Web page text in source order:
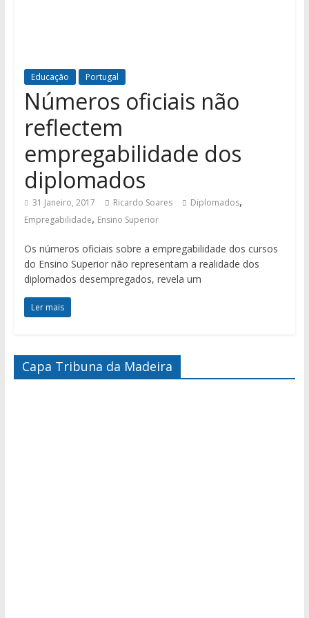
Educação Portugal
Números oficiais não
reflectem
empregabilidade dos
diplomados
31 Janeiro, 2017 Ricardo Soares Diplomados,
Empregabilidade, Ensino Superior
Os números oficiais sobre a empregabilidade dos cursos
do Ensino Superior não representam a realidade dos
diplomados desempregados, revela um
Ler mais
Capa Tribuna da Madeira